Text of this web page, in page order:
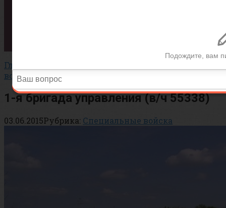
Главная
войска
1-я бригада управления (в/ч 55338)
03.06.2015Рубрика: Специальные войска